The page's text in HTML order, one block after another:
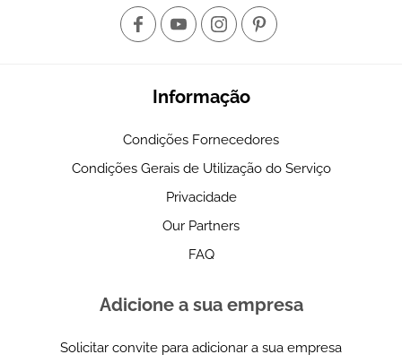
Informação
Condições Fornecedores
Condições Gerais de Utilização do Serviço
Privacidade
Our Partners
FAQ
Adicione a sua empresa
Solicitar convite para adicionar a sua empresa